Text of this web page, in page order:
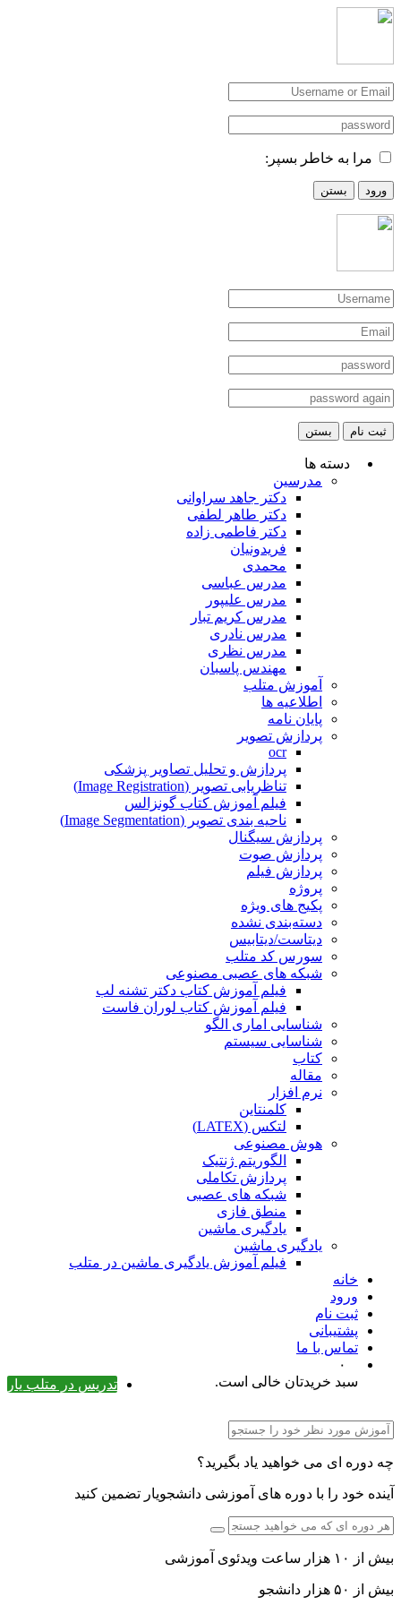
مرا به خاطر بسپر:
ورود بستن
ثبت نام بستن
دسته ها
مدرسین
دکتر جاهد سراوانی
دکتر طاهر لطفی
دکتر فاطمی زاده
فریدونیان
محمدی
مدرس عباسی
مدرس علیپور
مدرس کریم تبار
مدرس نادری
مدرس نظری
مهندس پاسبان
آموزش متلب
اطلاعیه ها
پایان نامه
پردازش تصویر
ocr
پردازش و تحلیل تصاویر پزشکی
تناظریابی تصویر (Image Registration)
فیلم آموزش کتاب گونزالس
ناحیه بندی تصویر (Image Segmentation)
پردازش سیگنال
پردازش صوت
پردازش فیلم
پروژه
پکیج های ویژه
دسته‌بندی نشده
دیتاست/دیتابیس
سورس کد متلب
شبکه های عصبی مصنوعی
فیلم آموزش کتاب دکتر تشنه لب
فیلم آموزش کتاب لوران فاست
شناسایی اماری الگو
شناسایی سیستم
کتاب
مقاله
نرم افزار
کلمنتاین
لتکس (LATEX)
هوش مصنوعی
الگوریتم ژنتیک
پردازش تکاملی
شبکه های عصبی
منطق فازی
یادگیری ماشین
یادگیری ماشین
فیلم آموزش یادگیری ماشین در متلب
خانه
ورود
ثبت نام
پشتیبانی
تماس با ما
۰
تدریس در متلب یار
سبد خریدتان خالی است.
چه دوره ای می خواهید یاد بگیرید؟
آینده خود را با دوره های آموزشی دانشجویار تضمین کنید
بیش از ۱۰ هزار ساعت ویدئوی آموزشی
بیش از ۵۰ هزار دانشجو